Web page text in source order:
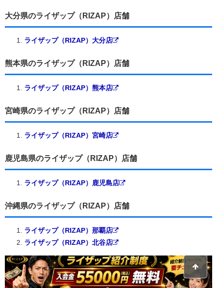
大分県のライザップ（RIZAP）店舗
ライザップ（RIZAP）大分店
熊本県のライザップ（RIZAP）店舗
ライザップ（RIZAP）熊本店
宮崎県のライザップ（RIZAP）店舗
ライザップ（RIZAP）宮崎店
鹿児島県のライザップ（RIZAP）店舗
ライザップ（RIZAP）鹿児島店
沖縄県のライザップ（RIZAP）店舗
ライザップ（RIZAP）那覇店
ライザップ（RIZAP）北谷店